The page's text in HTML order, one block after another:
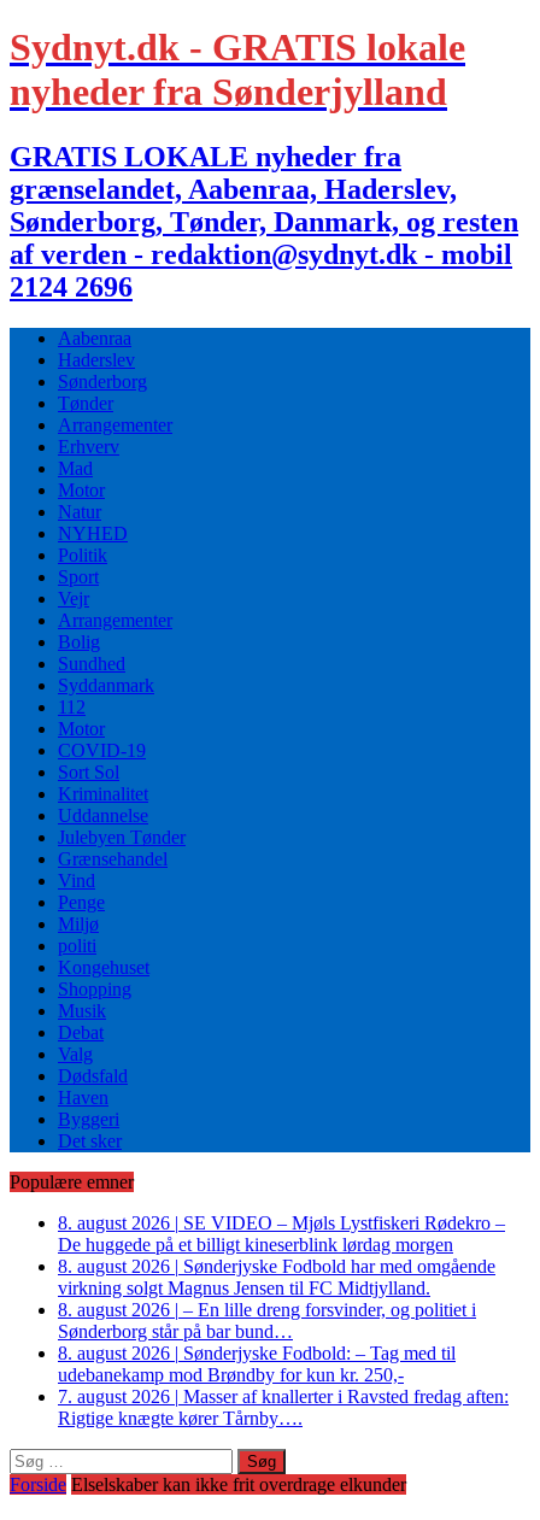
Sydnyt.dk - GRATIS lokale
nyheder fra Sønderjylland
GRATIS LOKALE nyheder fra
grænselandet, Aabenraa, Haderslev,
Sønderborg, Tønder, Danmark, og resten
af verden - redaktion@sydnyt.dk - mobil
2124 2696
Aabenraa
Haderslev
Sønderborg
Tønder
Arrangementer
Erhverv
Mad
Motor
Natur
NYHED
Politik
Sport
Vejr
Arrangementer
Bolig
Sundhed
Syddanmark
112
Motor
COVID-19
Sort Sol
Kriminalitet
Uddannelse
Julebyen Tønder
Grænsehandel
Vind
Penge
Miljø
politi
Kongehuset
Shopping
Musik
Debat
Valg
Dødsfald
Haven
Byggeri
Det sker
Populære emner
8. august 2026 | SE VIDEO – Mjøls Lystfiskeri Rødekro –
De huggede på et billigt kineserblink lørdag morgen
8. august 2026 | Sønderjyske Fodbold har med omgående
virkning solgt Magnus Jensen til FC Midtjylland.
8. august 2026 | – En lille dreng forsvinder, og politiet i
Sønderborg står på bar bund…
8. august 2026 | Sønderjyske Fodbold: – Tag med til
udebanekamp mod Brøndby for kun kr. 250,-
7. august 2026 | Masser af knallerter i Ravsted fredag aften:
Rigtige knægte kører Tårnby….
Søg
efter:
Forside Elselskaber kan ikke frit overdrage elkunder